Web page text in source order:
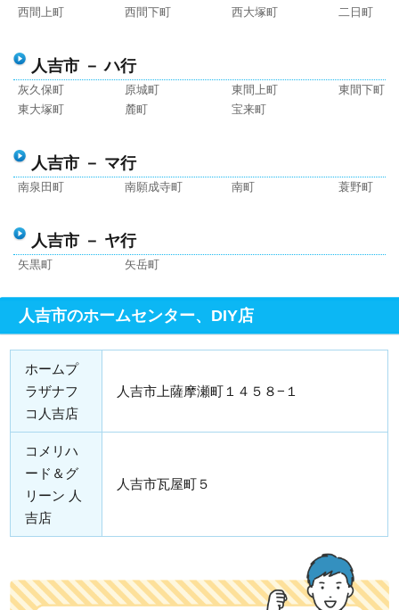
西間上町
西間下町 西大塚町 二日町
人吉市 － ハ行
灰久保町 原城町 東間上町
東間下町
東大塚町
麓町 宝来町
人吉市 － マ行
南泉田町 南願成寺町 南町 蓑野町
人吉市 － ヤ行
矢黒町 矢岳町
人吉市のホームセンター、DIY店
ホームプ
ラザナフ
コ人吉店
人吉市上薩摩瀬町１４５８−１
コメリハ
ード＆グ
リーン 人
吉店
人吉市瓦屋町５